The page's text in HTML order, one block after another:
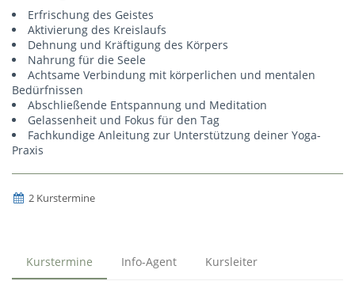
Erfrischung des Geistes
Aktivierung des Kreislaufs
Dehnung und Kräftigung des Körpers
Nahrung für die Seele
Achtsame Verbindung mit körperlichen und mentalen
Bedürfnissen
Abschließende Entspannung und Meditation
Gelassenheit und Fokus für den Tag
Fachkundige Anleitung zur Unterstützung deiner Yoga-
Praxis
2 Kurstermine
Kurstermine Info-Agent Kursleiter